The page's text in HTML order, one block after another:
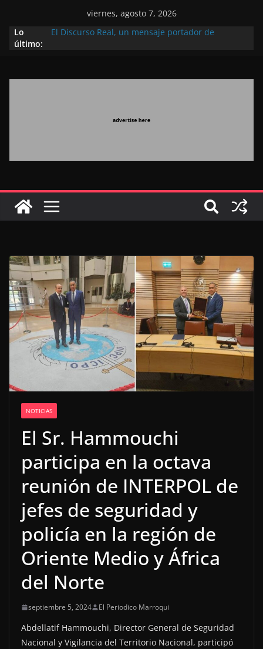
viernes, agosto 7, 2026
Lo
último:
El Discurso Real, un mensaje portador de
Extranjero: al servicio de los grandes proyectos de
Marruecos gracias a una visión estratégica
destinada a consolidar la posición de Marruecos
en una economía mundial competitiva (politólogo
marroquí-estadounidense)
NOTICIAS
El Sr. Hammouchi
participa en la octava
reunión de INTERPOL de
jefes de seguridad y
policía en la región de
Oriente Medio y África
del Norte
septiembre 5, 2024 El Periodico Marroqui
Abdellatif Hammouchi, Director General de Seguridad
Nacional y Vigilancia del Territorio Nacional, participó